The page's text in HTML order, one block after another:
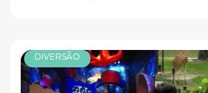
DIVERSÃO